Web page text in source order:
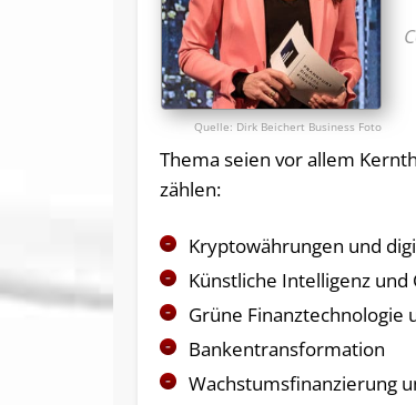
Dirk Beichert Business Foto
Thema seien vor allem
zählen:
Kryptowährungen und
Künstliche Intelligenz und
Grüne Finanztechnologie
Bankentransformation
Wachstumsfinanzierung